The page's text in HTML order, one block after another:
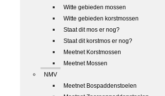
Witte gebieden mossen
Witte gebieden korstmossen
Staat dit mos er nog?
Staat dit korstmos er nog?
Meetnet Korstmossen
Meetnet Mossen
NMV
Meetnet Bospaddenstoelen